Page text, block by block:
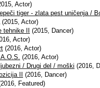
Actor)
tiger - zlata pest uničenja /
(2015, Actor)
II
(2015, Dancer)
Actor)
(2016, Actor)
(2016, Actor)
/ Drugi del / moški (2016,
II
(2016, Dancer)
Featured)